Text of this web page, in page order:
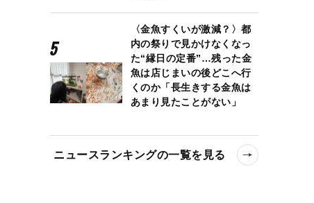
〈金魚すくいが激減？〉都
内の祭りで見かけなくなっ
た“縁日の定番”…残った金
魚は店じまいの後どこへ行
くのか「長生きする金魚は
あまり見たことがない」
ニュースランキングの一覧を見る